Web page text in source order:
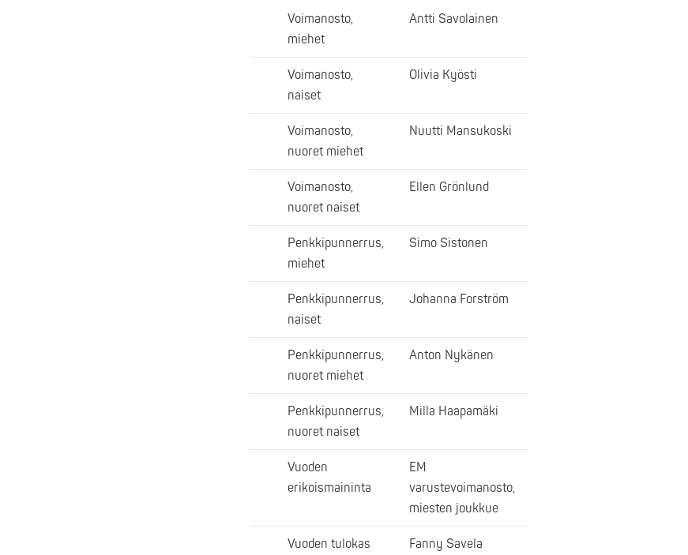
Voimanosto,
miehet
Antti Savolainen
Voimanosto,
naiset
Olivia Kyösti
Voimanosto,
nuoret miehet
Nuutti Mansukoski
Voimanosto,
nuoret naiset
Ellen Grönlund
Penkkipunnerrus,
miehet
Simo Sistonen
Penkkipunnerrus,
naiset
Johanna Forström
Penkkipunnerrus,
nuoret miehet
Anton Nykänen
Penkkipunnerrus,
nuoret naiset
Milla Haapamäki
Vuoden
erikoismaininta
EM
varustevoimanosto,
miesten joukkue
Vuoden tulokas Fanny Savela